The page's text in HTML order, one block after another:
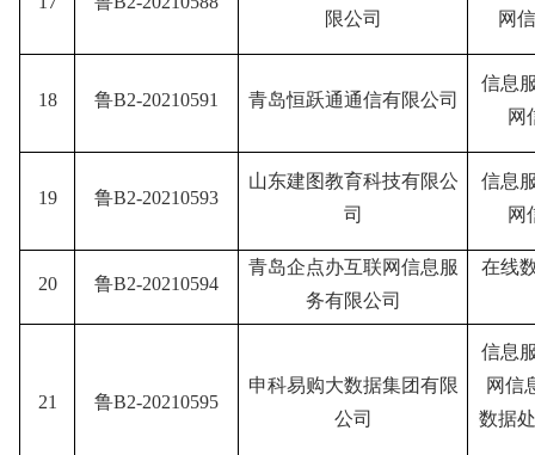
限公司
网
18 鲁B2-20210591 青岛恒跃通通信有限公司
信息
网
19 鲁B2-20210593
山东建图教育科技有限公
司
信息
网
20 鲁B2-20210594
青岛企点办互联网信息服
务有限公司
在线
21 鲁B2-20210595
申科易购大数据集团有限
公司
信息
网信
数据